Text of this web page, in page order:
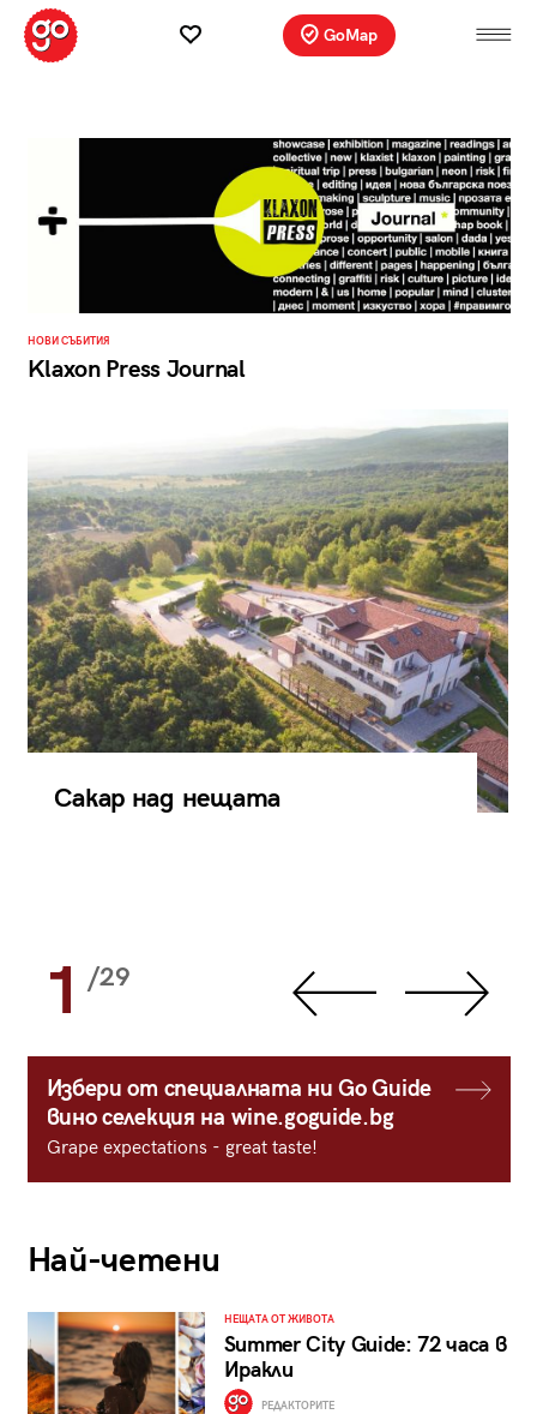
GoMap
НОВИ СЪБИТИЯ
Klaxon Press Journal
Сакар над нещата
1 /29
Избери от специалната ни Go Guide
вино селекция на wine.goguide.bg
Grape expectations - great taste!
Най-четени
НЕЩАТА ОТ ЖИВОТА
Summer City Guide: 72 часа в
Иракли
РЕДАКТОРИТЕ